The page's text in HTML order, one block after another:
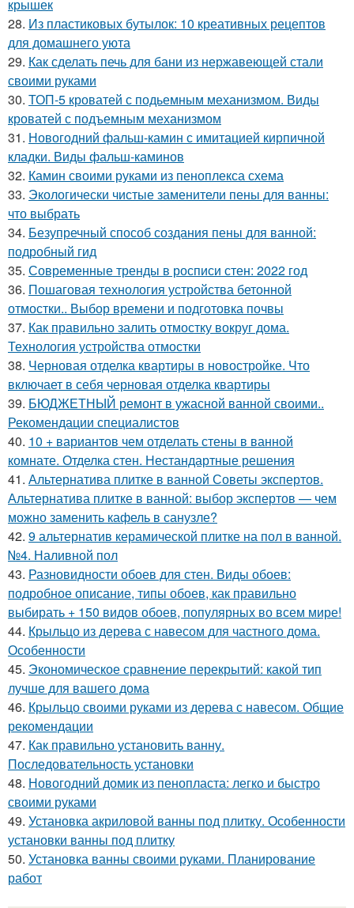
крышек
28. Из пластиковых бутылок: 10 креативных рецептов
для домашнего уюта
29. Как сделать печь для бани из нержавеющей стали
своими руками
30. ТОП-5 кроватей с подьемным механизмом. Виды
кроватей с подъемным механизмом
31. Новогодний фальш-камин с имитацией кирпичной
кладки. Виды фальш-каминов
32. Камин своими руками из пеноплекса схема
33. Экологически чистые заменители пены для ванны:
что выбрать
34. Безупречный способ создания пены для ванной:
подробный гид
35. Современные тренды в росписи стен: 2022 год
36. Пошаговая технология устройства бетонной
отмостки.. Выбор времени и подготовка почвы
37. Как правильно залить отмостку вокруг дома.
Технология устройства отмостки
38. Черновая отделка квартиры в новостройке. Что
включает в себя черновая отделка квартиры
39. БЮДЖЕТНЫЙ ремонт в ужасной ванной своими..
Рекомендации специалистов
40. 10 + вариантов чем отделать стены в ванной
комнате. Отделка стен. Нестандартные решения
41. Альтернатива плитке в ванной Советы экспертов.
Альтернатива плитке в ванной: выбор экспертов — чем
можно заменить кафель в санузле?
42. 9 альтернатив керамической плитке на пол в ванной.
№4. Наливной пол
43. Разновидности обоев для стен. Виды обоев:
подробное описание, типы обоев, как правильно
выбирать + 150 видов обоев, популярных во всем мире!
44. Крыльцо из дерева с навесом для частного дома.
Особенности
45. Экономическое сравнение перекрытий: какой тип
лучше для вашего дома
46. Крыльцо своими руками из дерева с навесом. Общие
рекомендации
47. Как правильно установить ванну.
Последовательность установки
48. Новогодний домик из пенопласта: легко и быстро
своими руками
49. Установка акриловой ванны под плитку. Особенности
установки ванны под плитку
50. Установка ванны своими руками. Планирование
работ